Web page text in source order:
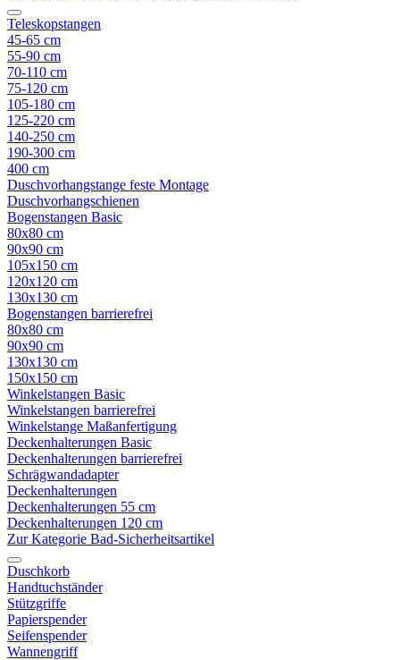
Teleskopstangen
45-65 cm
55-90 cm
70-110 cm
75-120 cm
105-180 cm
125-220 cm
140-250 cm
190-300 cm
400 cm
Duschvorhangstange feste Montage
Duschvorhangschienen
Bogenstangen Basic
80x80 cm
90x90 cm
105x150 cm
120x120 cm
130x130 cm
Bogenstangen barrierefrei
80x80 cm
90x90 cm
130x130 cm
150x150 cm
Winkelstangen Basic
Winkelstangen barrierefrei
Winkelstange Maßanfertigung
Deckenhalterungen Basic
Deckenhalterungen barrierefrei
Schrägwandadapter
Deckenhalterungen
Deckenhalterungen 55 cm
Deckenhalterungen 120 cm
Zur Kategorie Bad-Sicherheitsartikel
Duschkorb
Handtuchständer
Stützgriffe
Papierspender
Seifenspender
Wannengriff